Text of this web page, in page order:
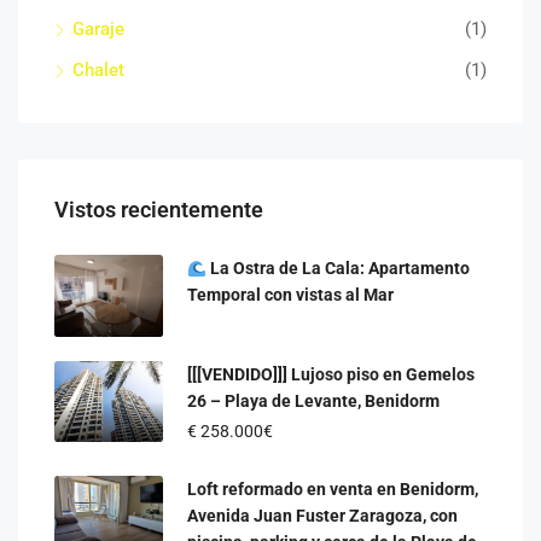
Garaje
(1)
Chalet
(1)
Vistos recientemente
La Ostra de La Cala: Apartamento
Temporal con vistas al Mar
[[[VENDIDO]]] Lujoso piso en Gemelos
26 – Playa de Levante, Benidorm
€258.000€
Loft reformado en venta en Benidorm,
Avenida Juan Fuster Zaragoza, con